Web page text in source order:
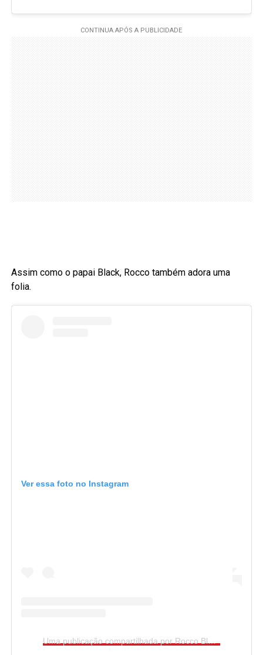
Assim como o papai Black, Rocco também adora uma
folia.
Ver essa foto no Instagram
Uma publicação compartilhada por Rocco Black (@rocco_blackk)